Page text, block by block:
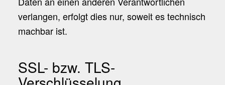
verlangen, erfolgt dies nur, soweit es technisch
machbar ist.
SSL- bzw. TLS-